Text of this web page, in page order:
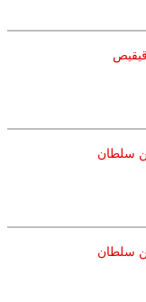
سلطان
سلطان